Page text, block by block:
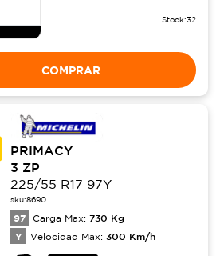
Stock:32
COMPRAR
PRIMACY
3 ZP
225/55 R17 97Y
sku:8690
97 Carga Max: 730 Kg
Y Velocidad Max: 300 Km/h